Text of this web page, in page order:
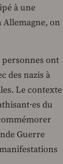
à une
Allemagne, on
ont
des nazis à
Le contexte
du
Guerre